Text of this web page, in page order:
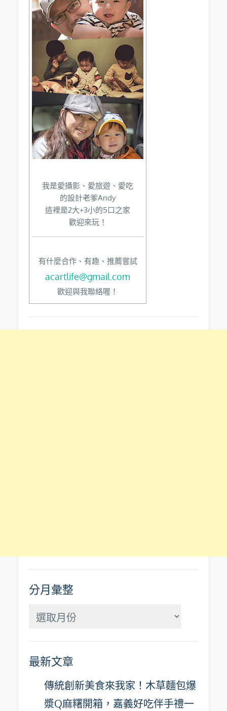
我是愛攝影、愛旅遊、愛吃
的設計老爹Andy
這裡是2大+3小的5口之家
歡迎來玩！
有什麼合作、有趣、推薦嘗試
acartlife@gmail.com
歡迎與我聯絡喔！
分月彙整
分
整
最新文章
傳統創新美食來我家！木草麵包爆
漿Q麻糬開箱，嘉義好吃伴手禮一